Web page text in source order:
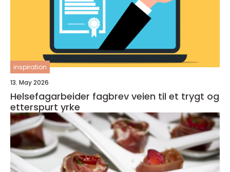
inspiration
13. May 2026
Helsefagarbeider fagbrev veien til et trygt og
etterspurt yrke